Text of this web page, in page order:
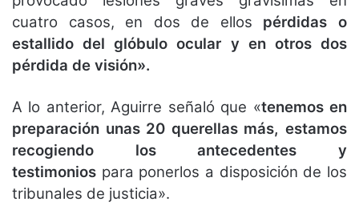
cuatro casos, en dos de ellos pérdidas o
estallido del glóbulo ocular y en otros dos
pérdida de visión».
A lo anterior, Aguirre señaló que «tenemos en
preparación unas 20 querellas más, estamos
recogiendo los antecedentes y
testimonios para ponerlos a disposición de los
tribunales de justicia».